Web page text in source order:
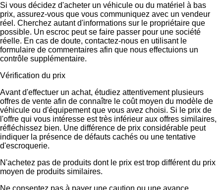
Si vous décidez d'acheter un véhicule ou du matériel à bas
prix, assurez-vous que vous communiquez avec un vendeur
réel. Cherchez autant d'informations sur le propriétaire que
possible. Un escroc peut se faire passer pour une société
réelle. En cas de doute, contactez-nous en utilisant le
formulaire de commentaires afin que nous effectuions un
contrôle supplémentaire.
Vérification du prix
Avant d'effectuer un achat, étudiez attentivement plusieurs
offres de vente afin de connaître le coût moyen du modèle de
véhicule ou d'équipement que vous avez choisi. Si le prix de
l'offre qui vous intéresse est très inférieur aux offres similaires,
réfléchissez bien. Une différence de prix considérable peut
indiquer la présence de défauts cachés ou une tentative
d'escroquerie.
N'achetez pas de produits dont le prix est trop différent du prix
moyen de produits similaires.
Ne consentez pas à payer une caution ou une avance